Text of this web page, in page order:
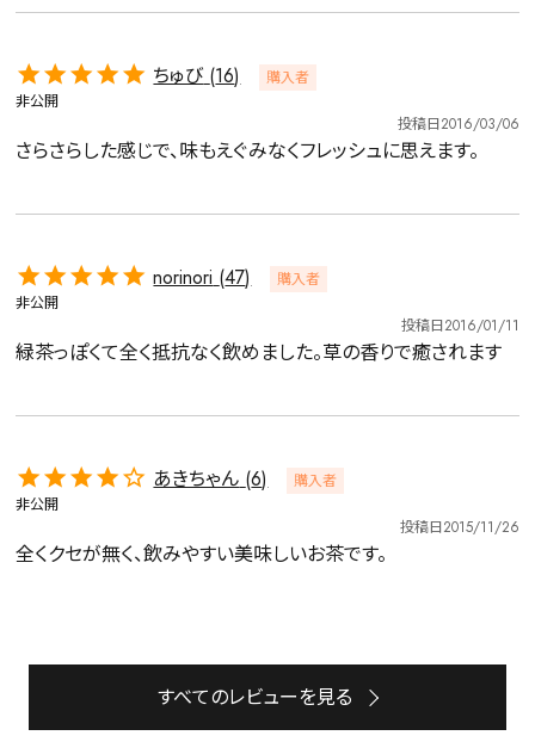
ちゅび 16
購入者
非公開
投稿日2016/03/06
さらさらした感じで、味もえぐみなくフレッシュに思えます。
norinori 47
購入者
非公開
投稿日2016/01/11
緑茶っぽくて全く抵抗なく飲めました。草の香りで癒されます
あきちゃん 6
購入者
非公開
投稿日2015/11/26
全くクセが無く、飲みやすい美味しいお茶です。
すべてのレビューを見る